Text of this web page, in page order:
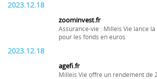
2023.12.18
zoominvest.fr
Assurance-vie : Milleis Vie lance
pour les fonds en euros
2023.12.18
agefi.fr
Milleis Vie offre un rendement de